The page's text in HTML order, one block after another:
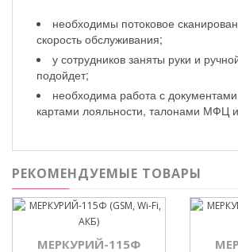
необходимы потоковое
скорость обслуживания;
у сотрудников заняты руки и
подойдет;
необходима работа с
картами лояльности, талонами МФЦ
РЕКОМЕНДУЕМЫЕ ТОВАРЫ
МЕРКУРИЙ-115Ф